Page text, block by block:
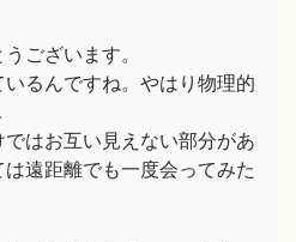
ございます。
るんですね。やはり物理的
はお互い見えない部分があ
遠距離でも一度会ってみた